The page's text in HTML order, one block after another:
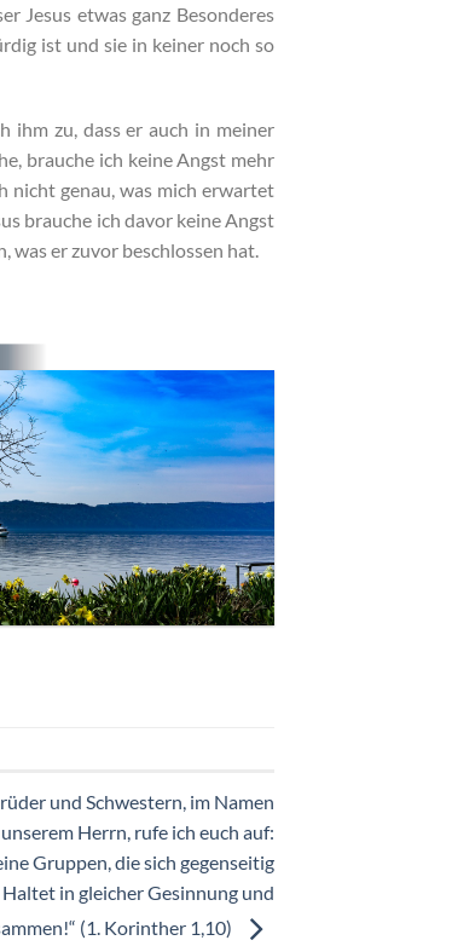
Jesus etwas ganz Besonderes
ist und sie in keiner noch so
ihm zu, dass er auch in meiner
brauche ich keine Angst mehr
nicht genau, was mich erwartet
brauche ich davor keine Angst
was er zuvor beschlossen hat.
und Schwestern, im Namen
Herrn, rufe ich euch auf:
Gruppen, die sich gegenseitig
in gleicher Gesinnung und
(1. Korinther 1,10)